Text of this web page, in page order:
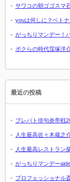
サワコの朝ゴゴスマ
youは何しに？ベト
がっちりマンデー！
ボクらの時代窪塚洋
最近の投稿
プレバト俳句炎帝戦
人生最高佐々木蔵之
人生最高レストラン
がっちりマンデー
プロフェッショナル